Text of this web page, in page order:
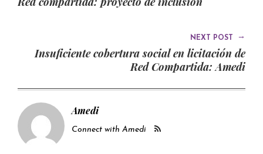
NEXT POST →
Insuficiente cobertura social en licitación de
Red Compartida: Amedi
Amedi
Connect with Amedi